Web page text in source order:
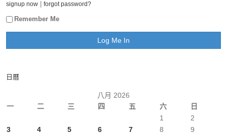
signup now forgot password?
Remember Me
日曆
八月 2026
一
二 三 四 五 六 日
1
2
3
4 5 6 7 8
9